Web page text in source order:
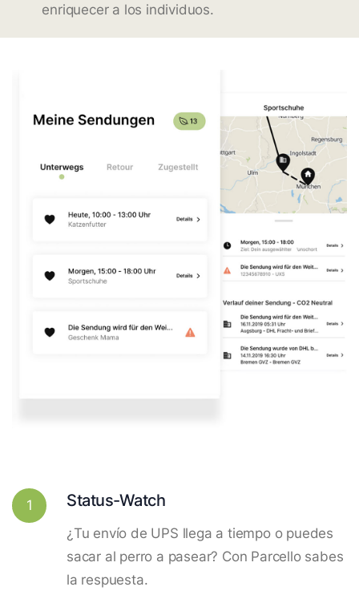
enriquecer a los individuos.
1 Status-Watch
¿Tu envío de UPS llega a tiempo o puedes
sacar al perro a pasear? Con Parcello sabes
la respuesta.